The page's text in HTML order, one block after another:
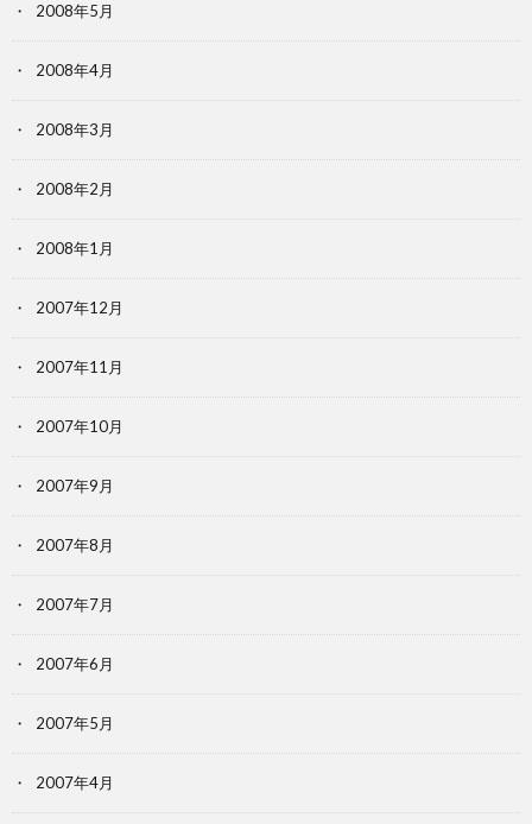
2008年5月
2008年4月
2008年3月
2008年2月
2008年1月
2007年12月
2007年11月
2007年10月
2007年9月
2007年8月
2007年7月
2007年6月
2007年5月
2007年4月